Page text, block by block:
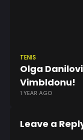
TENIS
Olga
Vimbldonu!
1 YEAR AGO
Leave a